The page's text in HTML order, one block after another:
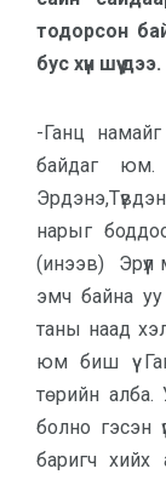
тодорсон
бус хүн шүү дээ.
-Ганц
байдаг юм.
нарыг
(инээв)
эмч байна уу
таны наад
юм биш үү
төрийн алба.
болно гэсэн
баригч хийх